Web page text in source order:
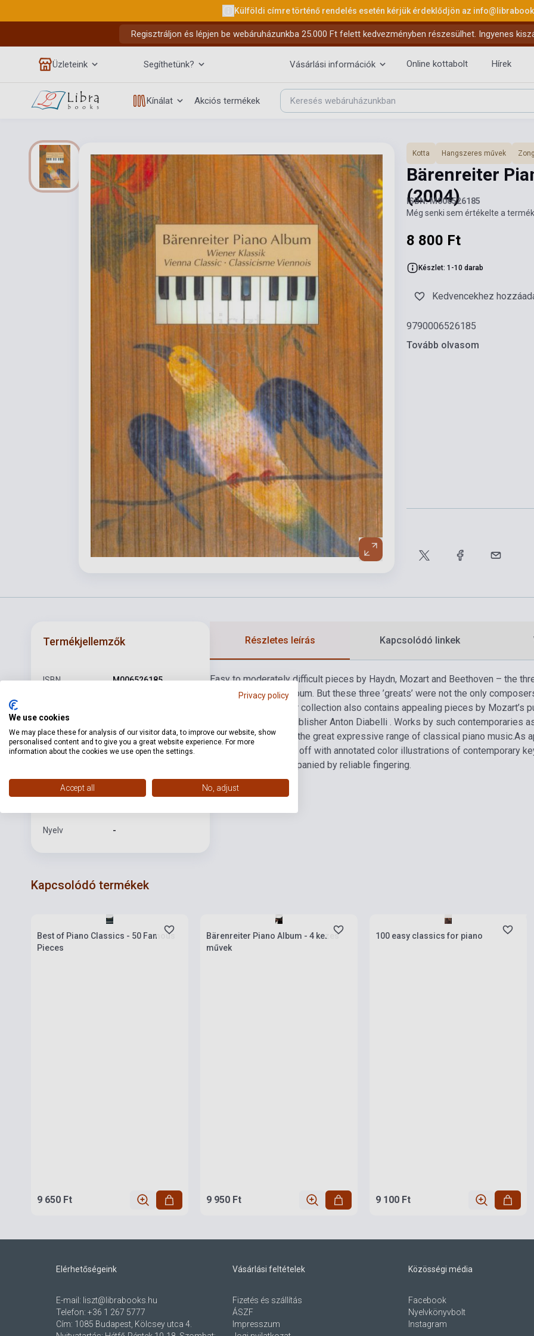
Külföldi címre történő rendelés esetén kérjük érdeklődjön az
Regisztráljon és lépjen be webáruházunkba 25.000 Ft felett kedvezményben részesülhet. Ingyenes
Üzleteink Segíthetünk? Vásárlási információk Online kottabolt Hírek
Kínálat Akciós termékek
Kotta Hangszeres művek
Bärenreiter
(2004)
ISBN: M006526185
Még senki sem értékelte a
8 800 Ft
Készlet: 1-10 darab
Kedvencekhez
9790006526185
Tovább olvasom
Termékjellemzők
ISBN M006526185
Oldalszám
Kötés Puhakötés
Kiadási év
Nyelv -
Részletes leírás Kapcsolódó linkek
Easy to moderately difficult pieces by Haydn, Mozart and Beethoven – the
main focus of this album. But these three ’greats’ were not the only
Accordingly, our collection also contains appealing pieces by Mozart’s
and the composer-publisher Anton Diabelli . Works by such contemporaries
introduce pianists to the great expressive range of classical piano music.As
collection is rounded off with annotated color illustrations of contemporary
compositions accompanied by reliable fingering.
Kapcsolódó termékek
Best of Piano Classics - 50 Famous
Pieces
9 650 Ft
Bärenreiter Piano Album - 4 kezes
művek
9 950 Ft
100 easy classics for piano
9 100 Ft
Elérhetőségeink
E-mail: liszt@librabooks.hu
Telefon: +36 1 267 5777
Cím: 1085 Budapest, Kölcsey utca 4.
Vásárlási feltételek
Fizetés és szállítás
ÁSZF
Impresszum
Közösségi média
Facebook
Nyelvkönyvbolt
Instagram
Privacy policy
We use cookies
We may place these for analysis of our visitor data, to improve our website, show
personalised content and to give you a great website experience. For more
information about the cookies we use open the settings.
Accept all No, adjust